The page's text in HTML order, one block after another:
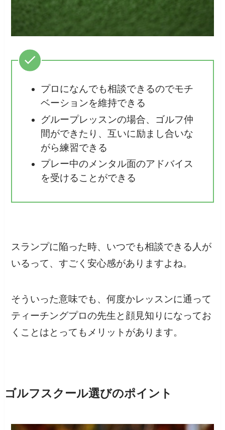
プロになんでも相談できるのでモチ
ベーションを維持できる
グループレッスンの場合、ゴルフ仲
間ができたり、互いに励まし合いな
がら練習できる
プレー中のメンタル面のアドバイス
を受けることができる
スランプに陥った時、いつでも相談できる人が
いるって、すごく安心感がありますよね。
そういった意味でも、何度かレッスンに通って
ティーチングプロの先生と顔見知りになってお
くことはとってもメリットがあります。
ゴルフスクール選びのポイント